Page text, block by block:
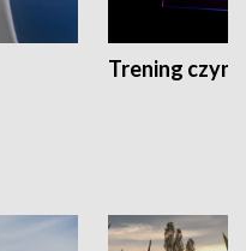
Trening czyni